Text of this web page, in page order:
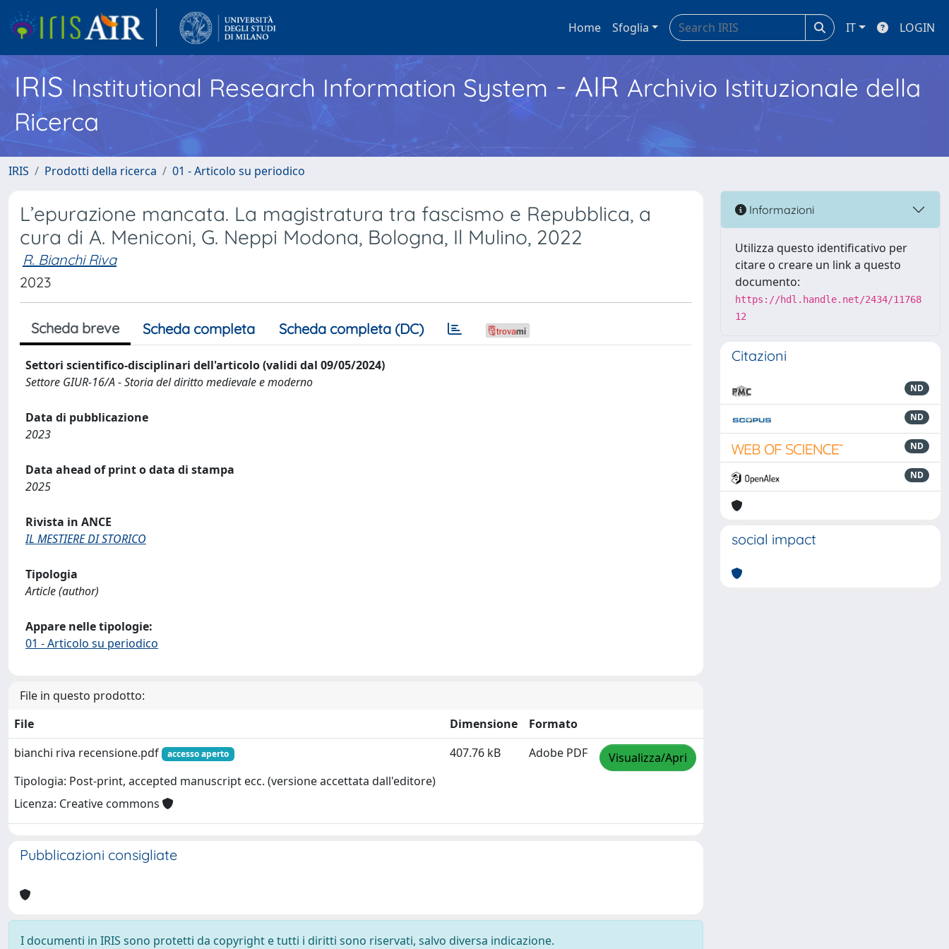
Home Sfoglia IT LOGIN
IRISInstitutional Research Information System - AIR Archivio Istituzionale della
Ricerca
IRIS Prodotti della ricerca 01 - Articolo su periodico
L’epurazione mancata. La magistratura tra fascismo e Repubblica, a
cura di A. Meniconi, G. Neppi Modona, Bologna, Il Mulino, 2022
R. Bianchi Riva
2023
Scheda breve Scheda completa Scheda completa (DC)
Settori scientifico-disciplinari dell'articolo (validi dal 09/05/2024)
Settore GIUR-16/A - Storia del diritto medievale e moderno
Data di pubblicazione
2023
Data ahead of print o data di stampa
2025
Rivista in ANCE
IL MESTIERE DI STORICO
Tipologia
Article (author)
Appare nelle tipologie:
01 - Articolo su periodico
File in questo prodotto:
File
Dimensione
Formato
bianchi riva recensione.pdf
accesso aperto
Tipologia: Post-print, accepted manuscript ecc. (versione accettata dall'editore)
Licenza: Creative commons
407.76 kB Adobe PDF Visualizza/Apri
Pubblicazioni consigliate
I documenti in IRIS sono protetti da copyright e tutti i diritti sono riservati, salvo diversa indicazione.
Informazioni
Utilizza questo identificativo per
citare o creare un link a questo
documento:
https://hdl.handle.net/2434/11768
12
Citazioni
ND
ND
ND
ND
social impact